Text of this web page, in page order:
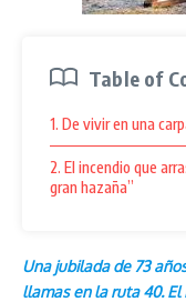
Table of
1. De vivir en una
2. El incendio que
gran hazaña”
Una jubilada de 73
llamas en la ruta 40.